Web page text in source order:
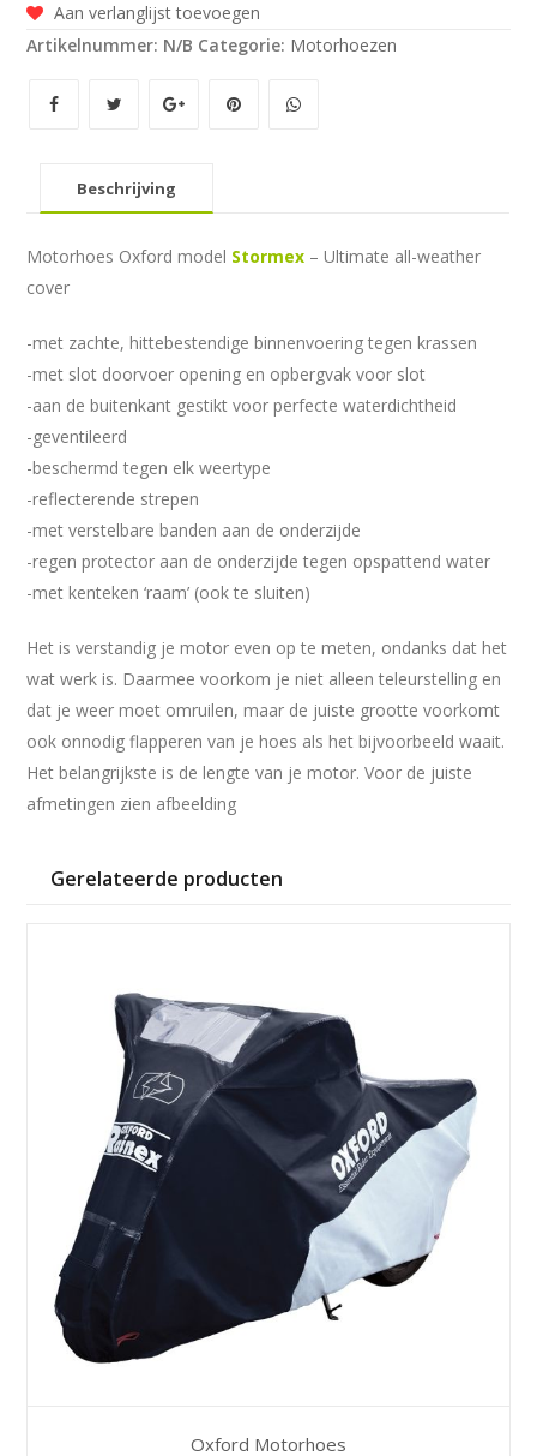
Ultimate
Outdoor
Aan verlanglijst toevoegen
Artikelnummer: N/B Categorie: Motorhoezen
Beschrijving
Motorhoes Oxford model Stormex – Ultimate all-weather
cover
-met zachte, hittebestendige binnenvoering tegen krassen
-met slot doorvoer opening en opbergvak voor slot
-aan de buitenkant gestikt voor perfecte waterdichtheid
-geventileerd
-beschermd tegen elk weertype
-reflecterende strepen
-met verstelbare banden aan de onderzijde
-regen protector aan de onderzijde tegen opspattend water
-met kenteken ‘raam’ (ook te sluiten)
Het is verstandig je motor even op te meten, ondanks dat het
wat werk is. Daarmee voorkom je niet alleen teleurstelling en
dat je weer moet omruilen, maar de juiste grootte voorkomt
ook onnodig flapperen van je hoes als het bijvoorbeeld waait.
Het belangrijkste is de lengte van je motor. Voor de juiste
afmetingen zien afbeelding
Gerelateerde producten
Oxford Motorhoes